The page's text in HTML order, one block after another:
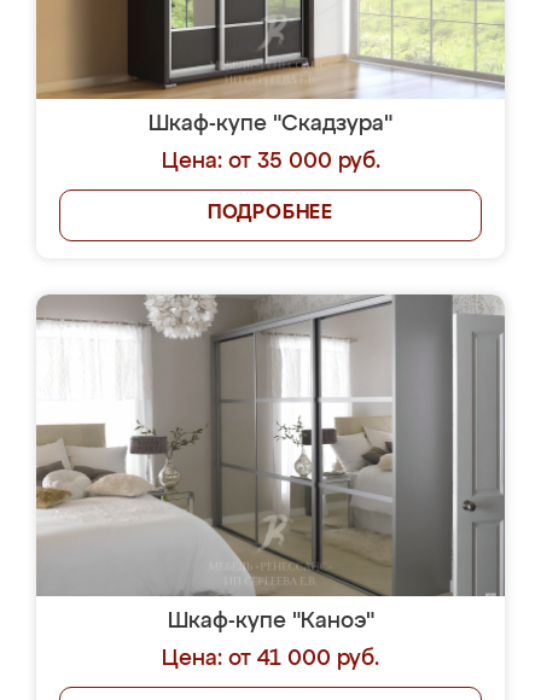
Шкаф-купе "Скадзура"
Цена: от 35 000 руб.
ПОДРОБНЕЕ
Шкаф-купе "Каноэ"
Цена: от 41 000 руб.